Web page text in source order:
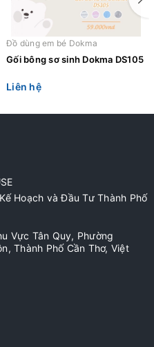
Đồ dùng em bé Dokma
Gối bông sơ sinh Dokma DS105
Liên hệ
Hoạch và Đầu Tư Thành Phố
Vực Tân Quy, Phường
Thành Phố Cần Thơ, Việt